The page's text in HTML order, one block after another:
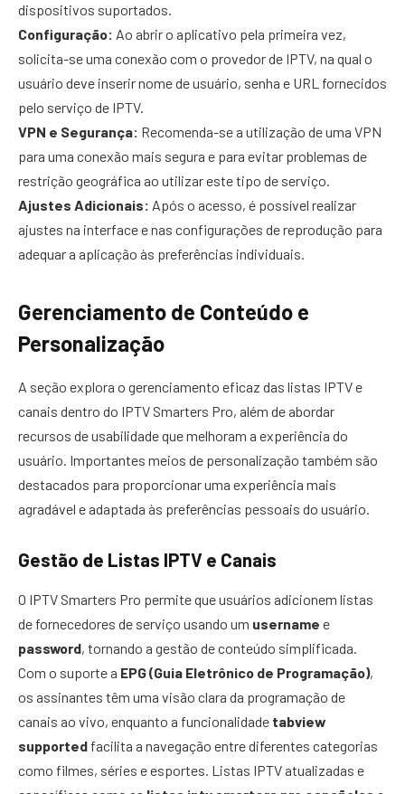
dispositivos suportados.
Configuração: Ao abrir o aplicativo pela primeira vez,
solicita-se uma conexão com o provedor de IPTV, na qual o
usuário deve inserir nome de usuário, senha e URL fornecidos
pelo serviço de IPTV.
VPN e Segurança: Recomenda-se a utilização de uma VPN
para uma conexão mais segura e para evitar problemas de
restrição geográfica ao utilizar este tipo de serviço.
Ajustes Adicionais: Após o acesso, é possível realizar
ajustes na interface e nas configurações de reprodução para
adequar a aplicação às preferências individuais.
Gerenciamento de Conteúdo e
Personalização
A seção explora o gerenciamento eficaz das listas IPTV e
canais dentro do IPTV Smarters Pro, além de abordar
recursos de usabilidade que melhoram a experiência do
usuário. Importantes meios de personalização também são
destacados para proporcionar uma experiência mais
agradável e adaptada às preferências pessoais do usuário.
Gestão de Listas IPTV e Canais
O IPTV Smarters Pro permite que usuários adicionem listas
de fornecedores de serviço usando um username e
password, tornando a gestão de conteúdo simplificada.
Com o suporte a EPG (Guia Eletrônico de Programação),
os assinantes têm uma visão clara da programação de
canais ao vivo, enquanto a funcionalidade tabview
supported facilita a navegação entre diferentes categorias
como filmes, séries e esportes. Listas IPTV atualizadas e